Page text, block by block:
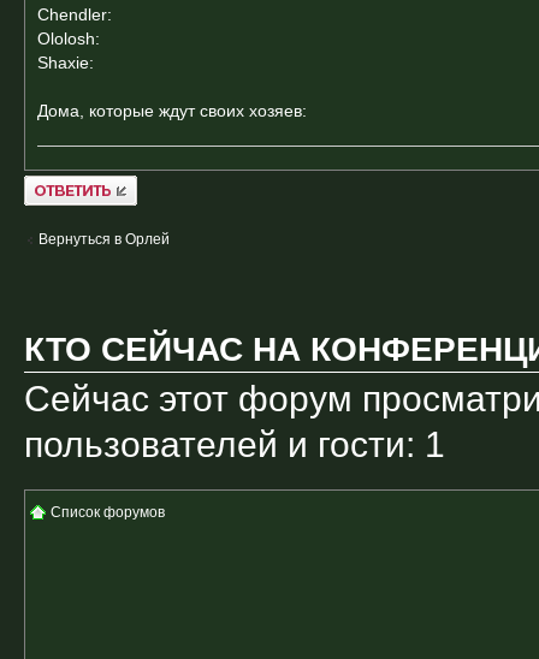
Chendler:
Ololosh:
Shaxie:
Дома, которые ждут своих хозяев:
Ответить
Вернуться в Орлей
КТО СЕЙЧАС НА
Сейчас этот форум
пользователей и гости: 1
Список форумов